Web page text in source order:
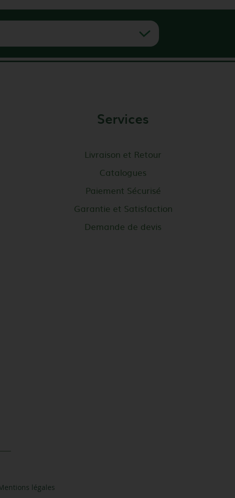
Services
Livraison et Retour
Catalogues
Paiement Sécurisé
Garantie et Satisfaction
Demande de devis
légales